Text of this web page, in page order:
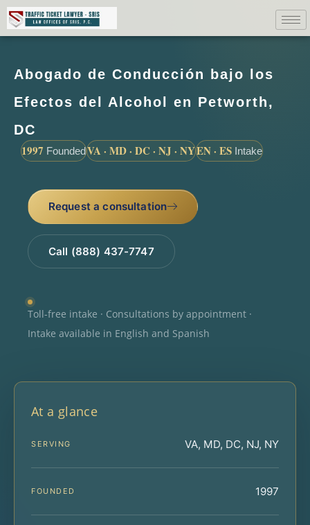
Abogado de Conducción bajo los
Efectos del Alcohol en Petworth,
DC
1997 FoundedVA · MD · DC · NJ · NYEN · ES Intake
Request a consultation
Call (888) 437-7747
Toll-free intake · Consultations by appointment ·
Intake available in English and Spanish
At a glance
SERVING VA, MD, DC, NJ, NY
FOUNDED 1997